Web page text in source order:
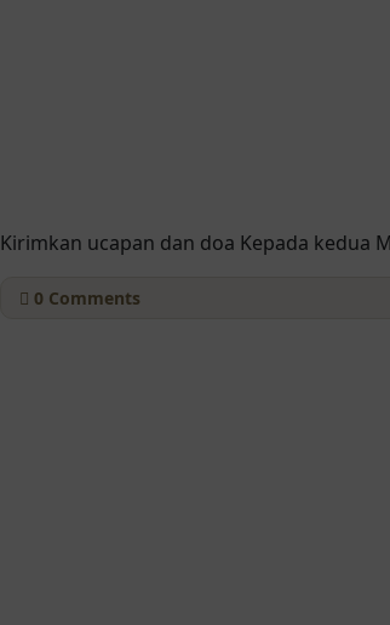
Kirimkan ucapan dan doa Kepada kedua
0 Comments